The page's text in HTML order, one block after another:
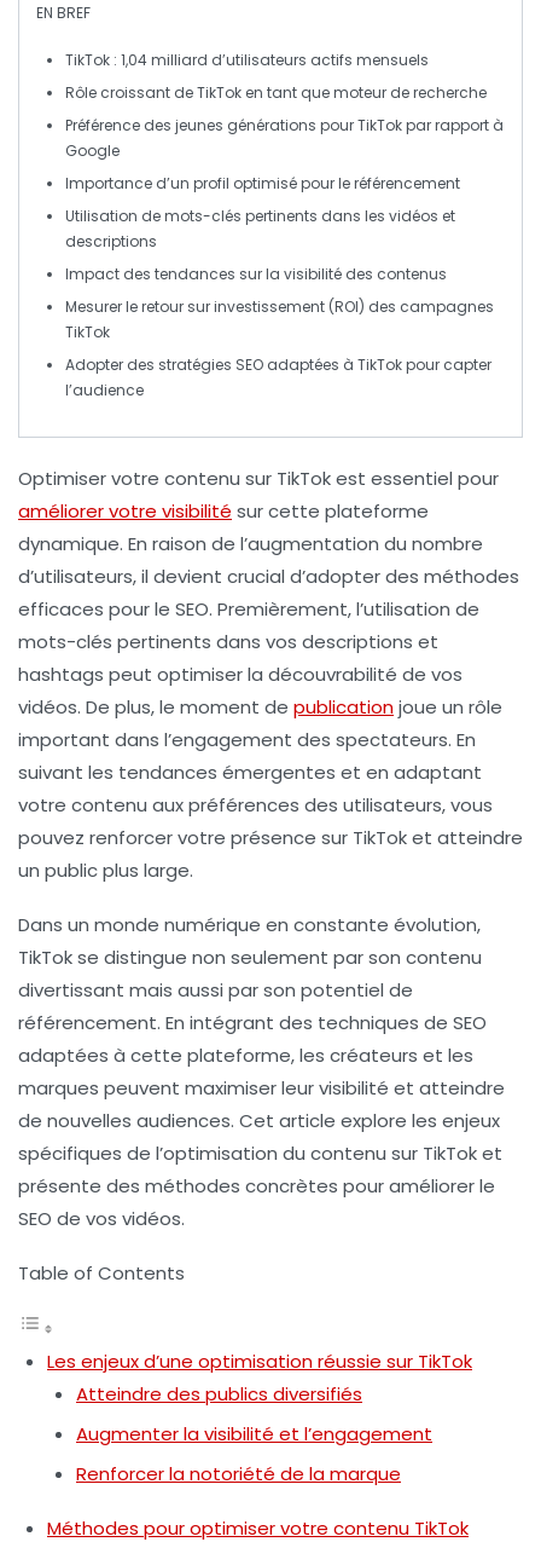
EN BREF
TikTok : 1,04 milliard d’utilisateurs actifs mensuels
Rôle croissant deTikTok en tant quemoteur de recherche
Préférence des jeunes générations pour TikTok par rapport à
Google
Importance d’un profil optimisépour leréférencement
Utilisation demots-clés pertinents dans les vidéos et
descriptions
Impact des tendances sur la visibilité des contenus
Mesurer leretour sur investissement (ROI) des campagnes
TikTok
Adopter des stratégies SEO adaptées à TikTok pour capter
l’audience
Optimiser votre contenu sur TikTokest essentiel pour
améliorer votre visibilité sur cette plateforme
dynamique. En raison de l’augmentation du nombre
d’utilisateurs, il devient crucial d’adopter des méthodes
efficaces pour le SEO. Premièrement, l’utilisation de
mots-clés pertinents dans vos descriptions et
hashtags peut optimiser la découvrabilité de vos
vidéos. De plus, le moment de publicationjoue un rôle
important dans l’engagement des spectateurs. En
suivant les tendances émergentes et en adaptant
votre contenu aux préférences des utilisateurs, vous
pouvez renforcer votre présence sur TikTok et atteindre
un public plus large.
Dans un monde numérique en constante évolution,
TikTok se distingue non seulement par son contenu
divertissant mais aussi par son potentiel de
référencement. En intégrant des techniques de SEO
adaptées à cette plateforme, les créateurs et les
marques peuvent maximiser leur visibilité et atteindre
de nouvelles audiences. Cet article explore les enjeux
spécifiques de l’optimisation du contenu sur TikTok et
présente des méthodes concrètes pour améliorer le
SEO de vos vidéos.
Table of Contents
Les enjeux d’une optimisation réussie sur TikTok
Atteindre des publics diversifiés
Augmenter la visibilité et l’engagement
Renforcer la notoriété de la marque
Méthodes pour optimiser votre contenu TikTok